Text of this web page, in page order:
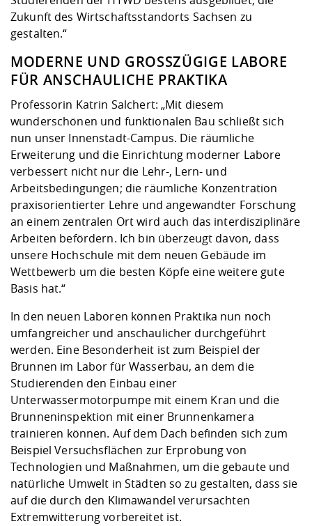
Zukunft des Wirtschaftsstandorts Sachsen zu
gestalten.“
MODERNE UND GROSSZÜGIGE LABORE F
ÜR ANSCHAULICHE PRAKTIKA
Professorin Katrin Salchert: „Mit diesem
wunderschönen und funktionalen Bau schließt sich
nun unser Innenstadt-Campus. Die räumliche
Erweiterung und die Einrichtung moderner Labore
verbessert nicht nur die Lehr-, Lern- und
Arbeitsbedingungen; die räumliche Konzentration
praxisorientierter Lehre und angewandter Forschung
an einem zentralen Ort wird auch das interdisziplinäre
Arbeiten befördern. Ich bin überzeugt davon, dass
unsere Hochschule mit dem neuen Gebäude im
Wettbewerb um die besten Köpfe eine weitere gute
Basis hat.“
In den neuen Laboren können Praktika nun noch
umfangreicher und anschaulicher durchgeführt
werden. Eine Besonderheit ist zum Beispiel der
Brunnen im Labor für Wasserbau, an dem die
Studierenden den Einbau einer
Unterwassermotorpumpe mit einem Kran und die
Brunneninspektion mit einer Brunnenkamera
trainieren können. Auf dem Dach befinden sich zum
Beispiel Versuchsflächen zur Erprobung von
Technologien und Maßnahmen, um die gebaute und
natürliche Umwelt in Städten so zu gestalten, dass sie
auf die durch den Klimawandel verursachten
Extremwitterung vorbereitet ist.